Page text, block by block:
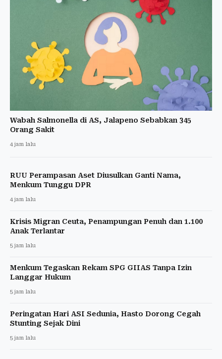
Wabah Salmonella di AS, Jalapeno Sebabkan 345
Orang Sakit
4 jam lalu
RUU Perampasan Aset Diusulkan Ganti Nama,
Menkum Tunggu DPR
4 jam lalu
Krisis Migran Ceuta, Penampungan Penuh dan 1.100
Anak Terlantar
5 jam lalu
Menkum Tegaskan Rekam SPG GIIAS Tanpa Izin
Langgar Hukum
5 jam lalu
Peringatan Hari ASI Sedunia, Hasto Dorong Cegah
Stunting Sejak Dini
5 jam lalu